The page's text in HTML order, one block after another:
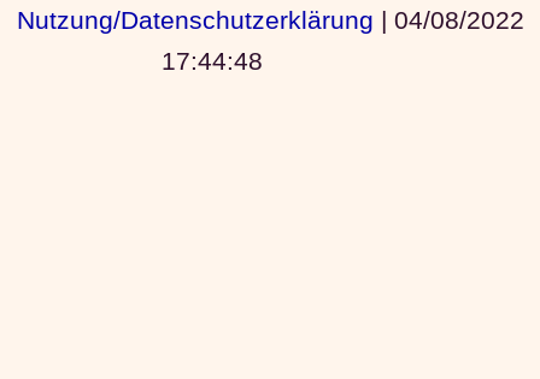
Nutzung/Datenschutzerklärung |04/08/2022
17:44:48